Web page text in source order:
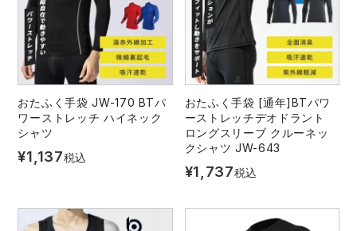
おたふく手袋 JW-170 BTパ
ワーストレッチ ハイネック
シャツ
¥1,137税込
おたふく手袋 [通年]BTパワ
ーストレッチデオドラント
ロングスリーブ クルーネッ
クシャツ JW-643
¥1,737税込